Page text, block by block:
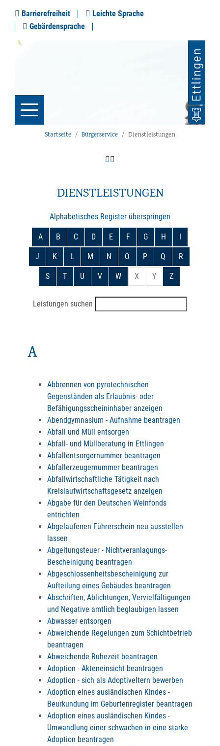
Barrierefreiheit
Leichte Sprache
Gebärdensprache
Startseite Bürgerservice Dienstleistungen
DIENSTLEISTUNGEN
Alphabetisches Register überspringen
A B C D E F G H I
J K L M N O P Q R
S T U V W X Y Z
Leistungen suchen
A
Abbrennen von pyrotechnischen
Gegenständen als Erlaubnis- oder
Befähigungsscheininhaber anzeigen
Abendgymnasium - Aufnahme beantragen
Abfall und Müll entsorgen
Abfall- und Müllberatung in Ettlingen
Abfallentsorgernummer beantragen
Abfallerzeugernummer beantragen
Abfallwirtschaftliche Tätigkeit nach
Kreislaufwirtschaftsgesetz anzeigen
Abgabe für den Deutschen Weinfonds
entrichten
Abgelaufenen Führerschein neu ausstellen
lassen
Abgeltungsteuer - Nichtveranlagungs-
Bescheinigung beantragen
Abgeschlossenheitsbescheinigung zur
Aufteilung eines Gebäudes beantragen
Abschriften, Ablichtungen, Vervielfältigungen
und Negative amtlich beglaubigen lassen
Abwasser entsorgen
Abweichende Regelungen zum Schichtbetrieb
beantragen
Abweichende Ruhezeit beantragen
Adoption - Akteneinsicht beantragen
Adoption - sich als Adoptiveltern bewerben
Adoption eines ausländischen Kindes -
Beurkundung im Geburtenregister beantragen
Adoption eines ausländischen Kindes -
Umwandlung einer schwachen in eine starke
Adoption beantragen